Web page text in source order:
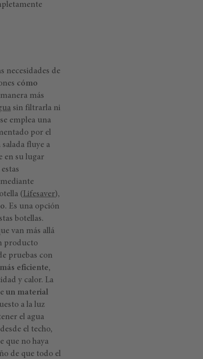
necesidades de
cómo
más
sin filtrarla ni
emplea una
por el
fluye a
en su lugar
(Lifesaver),
. Es una opción
botellas.
van más allá
producto
pruebas con
eficiente,
y calor. La
un material
a la luz
el agua
el techo,
que no haya
de que todo el